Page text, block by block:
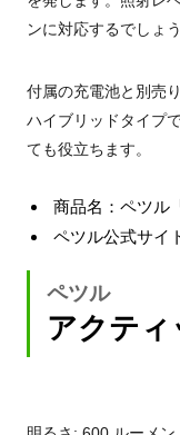
ンに対応するでしょう
付属の充電池と別売
ハイブリッドタイプ
ても役立ちます。
商品名：ペツル
ペツル公式サイ
ペツル
アクテ